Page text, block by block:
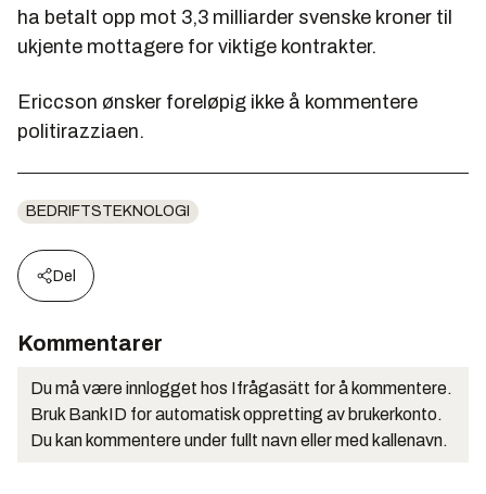
ha betalt opp mot 3,3 milliarder svenske kroner til
ukjente mottagere for viktige kontrakter.
Ericcson ønsker foreløpig ikke å kommentere
politirazziaen.
BEDRIFTSTEKNOLOGI
Del
Kommentarer
Du må være innlogget hos Ifrågasätt for å kommentere.
Bruk BankID for automatisk oppretting av brukerkonto.
Du kan kommentere under fullt navn eller med kallenavn.